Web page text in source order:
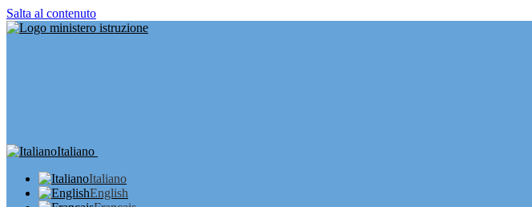
Salta al contenuto
Italiano
Italiano
English